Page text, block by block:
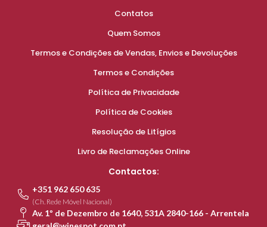
Contatos
Quem Somos
Termos e Condições de Vendas, Envios e Devoluções
Termos e Condições
Política de Privacidade
Política de Cookies
Resolução de Litígios
Livro de Reclamações Online
Contactos:
+351 962 650 635
(Ch. Rede Móvel Nacional)
Av. 1º de Dezembro de 1640, 531A 2840-166 - Arrentela